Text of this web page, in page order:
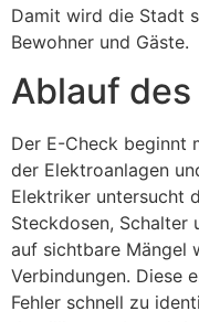
Damit wird die Stadt
Bewohner und Gäste.
Ablauf
Der E-Check beginnt
der Elektroanlagen
Elektriker untersucht
Steckdosen, Schalter
auf sichtbare Mängel
Verbindungen. Diese
Fehler schnell zu